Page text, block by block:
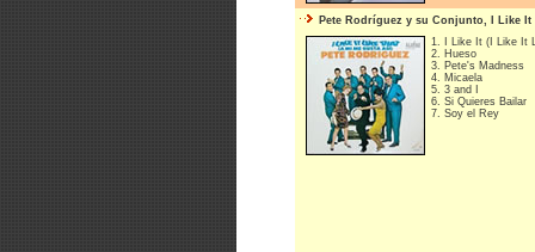
Pete Rodríguez y su Conjunto, I Like It
1. I Like It (I Like It
2. Hueso
3. Pete's Madness
4. Micaela
5. 3 and I
6. Si Quieres Bailar
7. Soy el Rey